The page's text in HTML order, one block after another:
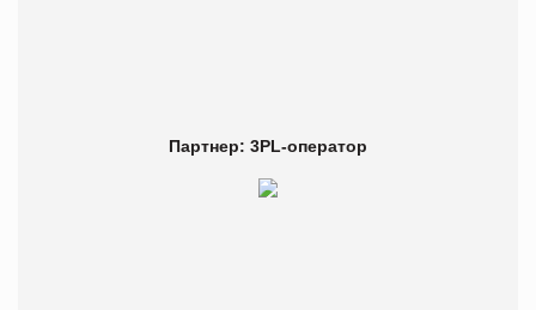
Партнер: 3PL-оператор